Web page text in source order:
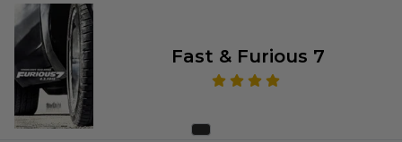
Fast & Furious 7